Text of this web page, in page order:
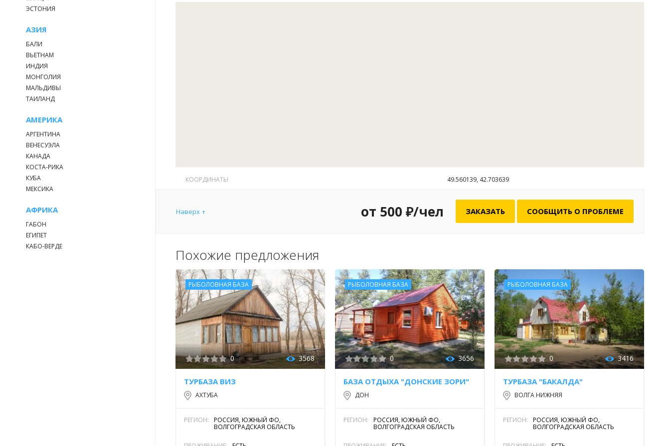
ЭСТОНИЯ
АЗИЯ
БАЛИ
ВЬЕТНАМ
ИНДИЯ
МОНГОЛИЯ
МАЛЬДИВЫ
ТАИЛАНД
АМЕРИКА
АРГЕНТИНА
ВЕНЕСУЭЛА
КАНАДА
КОСТА-РИКА
КУБА
МЕКСИКА
АФРИКА
ГАБОН
ЕГИПЕТ
КАБО-ВЕРДЕ
банкетный зал, где возможно проведение фуршетов, свадеб,
КООРДИНАТЫ 49.560139, 42.703639
Наверх от 500 ₽/чел ЗАКАЗАТЬ СООБЩИТЬ О ПРОБЛЕМЕ
Похожие предложения
РЫБОЛОВНАЯ БАЗА
0 3568
ТУРБАЗА ВИЗ
АХТУБА
РЕГИОН:
РОССИЯ, ЮЖНЫЙ ФО,
ВОЛГОГРАДСКАЯ ОБЛАСТЬ
РЫБОЛОВНАЯ БАЗА
0 3656
БАЗА ОТДЫХА "ДОНСКИЕ ЗОРИ"
ДОН
РЕГИОН:
РОССИЯ, ЮЖНЫЙ ФО,
ВОЛГОГРАДСКАЯ ОБЛАСТЬ
РЫБОЛОВНАЯ БАЗА
0 3416
ТУРБАЗА "БАКАЛДА"
ВОЛГА НИЖНЯЯ
РЕГИОН:
РОССИЯ, ЮЖНЫЙ ФО,
ВОЛГОГРАДСКАЯ ОБЛАСТЬ